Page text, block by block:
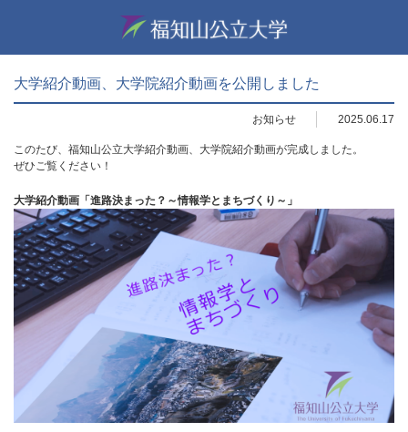
大学紹介動画、大学院紹介動画を公開しました
お知らせ 2025.06.17
このたび、福知山公立大学紹介動画、大学院紹介動画が完成しました。
ぜひご覧ください！
大学紹介動画「進路決まった？～情報学とまちづくり～」